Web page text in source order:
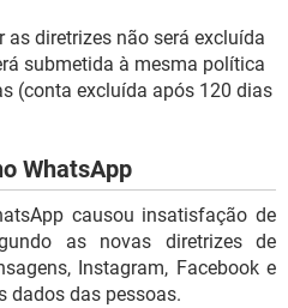
diretrizes não será excluída
submetida à mesma política
(conta excluída após 120 dias
WhatsApp
causou insatisfação de
as novas diretrizes de
Instagram, Facebook e
dados das pessoas.